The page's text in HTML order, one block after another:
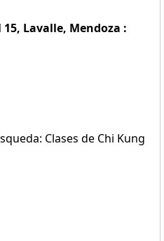
15, Lavalle, Mendoza :
Clases de Chi Kung